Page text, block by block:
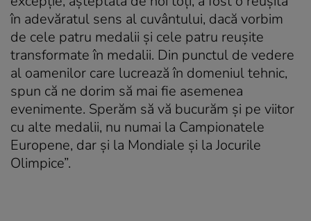
în adevăratul sens al cuvântului, dacă vorbim
de cele patru medalii și cele patru reușite
transformate în medalii. Din punctul de vedere
al oamenilor care lucrează în domeniul tehnic,
spun că ne dorim să mai fie asemenea
evenimente. Sperăm să vă bucurăm și pe viitor
cu alte medalii, nu numai la Campionatele
Europene, dar și la Mondiale și la Jocurile
Olimpice”.